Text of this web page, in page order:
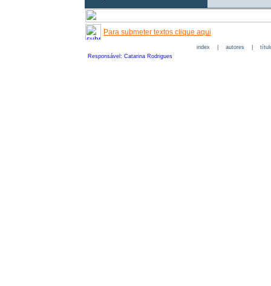
Para submeter textos clique aqui
index| autores|